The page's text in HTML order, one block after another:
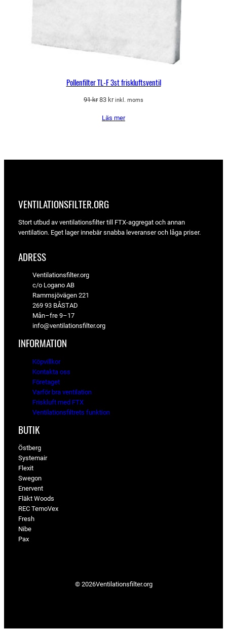
Pollenfilter TL-F 3st friskluftsventil
91kr Det
priset
83 krDet
priset
inkl. moms
Läs mer
VENTILATIONSFILTER­.ORG
Stort utbud av ventilationsfilter till FTX-aggregat och annan
ventilation. Eget lager innebär snabba leveranser och låga priser.
ADRESS
Ventilationsfilter.org
c/o Logano AB
Rammsjövägen 221
269 93 BÅSTAD
Mån–fre 9–17
info@ventilationsfilter.org
INFORMATION
Köpvillkor
Kontakta oss
Företaget
Varför bra ventilation
Friskluft med FTX
Ventilationsfiltrets funktion
BUTIK
Östberg
Systemair
Flexit
Swegon
Enervent
Fläkt Woods
REC TemoVex
Fresh
Nibe
Pax
© 2026Ventilationsfilter­.org